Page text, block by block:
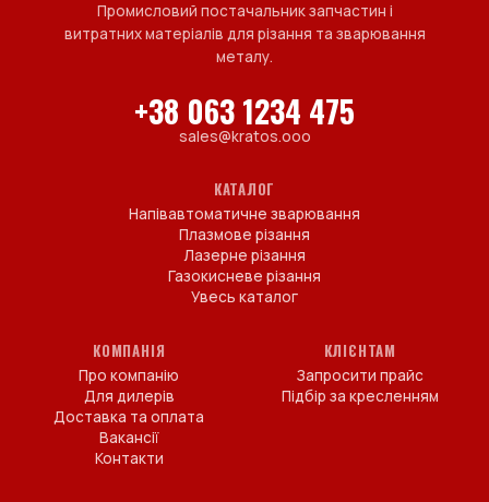
Промисловий постачальник запчастин і
витратних матеріалів для різання та зварювання
металу.
+38 063 1234 475
sales@kratos.ooo
КАТАЛОГ
Напівавтоматичне зварювання
Плазмове різання
Лазерне різання
Газокисневе різання
Увесь каталог
КОМПАНІЯ
Про компанію
Для дилерів
Доставка та оплата
Вакансії
Контакти
КЛІЄНТАМ
Запросити прайс
Підбір за кресленням